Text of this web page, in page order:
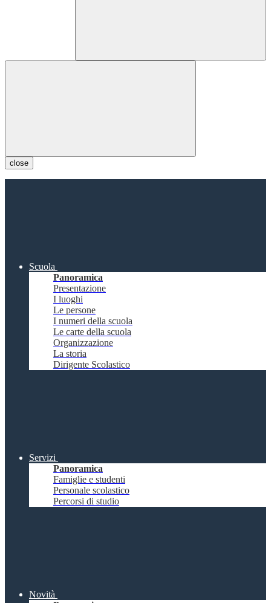
close
Scuola
Panoramica
Presentazione
I luoghi
Le persone
I numeri della scuola
Le carte della scuola
Organizzazione
La storia
Dirigente Scolastico
Servizi
Panoramica
Famiglie e studenti
Personale scolastico
Percorsi di studio
Novità